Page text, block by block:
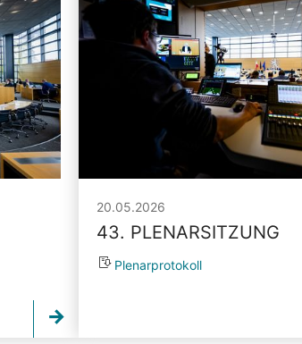
20.05.2026
43. PLENARSITZUNG
Plenarprotokoll